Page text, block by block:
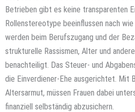
Betrieben gibt es keine transparenten
Rollenstereotype beeinflussen nach
werden beim Berufszugang und der
strukturelle Rassismen, Alter und
benachteiligt. Das Steuer- und
die Einverdiener-Ehe ausgerichtet. Mit
Altersarmut, müssen Frauen dabei
finanziell selbständig abzusichern.